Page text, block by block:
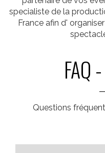
specialiste de la
France afin d'
FAQ
Questions